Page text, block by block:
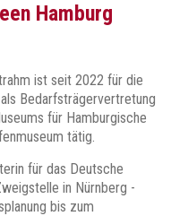
Hamburg
ist seit 2022 für die
Bedarfsträgervertretung
für Hamburgische
tätig.
für das Deutsche
in Nürnberg -
bis zum